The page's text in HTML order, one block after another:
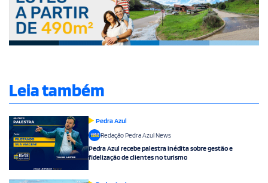
Leia também
Pedra Azul
Redação Pedra Azul News
Pedra Azul recebe palestra inédita sobre gestão e
fidelização de clientes no turismo